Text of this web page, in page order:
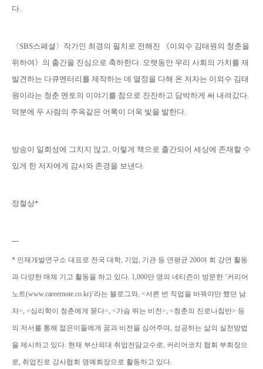
다.
〈SBS스페셜〉작가인 최경의 필치로 전해진 《이외수 김태원의 청춘을
위하여》의 출간을 진심으로 축하한다. 오랫동안 우리 사회의 가치를 재
발견하는 다큐멘터리를 제작하는 데 열정을 다해 온 저자는 이외수 김태
원이라는 청춘 멘토의 이야기를 참으로 잔잔하고 담박하게 써 내려갔다.
덕분에 두 사람의 주옥같은 어록이 더욱 빛을 발한다.
방송이 일회성에 그치지 않고, 이렇게 책으로 출간되어 세상에 존재할 수
있게 한 저자에게 감사와 존경을 보낸다.
정철상*
---
* 인재개발연구소 대표로 전국 대학, 기업, 기관 등 연평균 200여 회 강연 활동
과 다양한 매체 기고 활동을 하고 있다. 1,000만 명의 네티즌이 방문한 ‘커리어
노트(www.careernote.co.kr)’라는 블로그와, <서른 번 직업을 바꿔야만 했던 남
자>, <심리학이 청춘에게 묻다>, <가슴 뛰는 비전>, <청춘의 진로나침반> 등
의 저서를 통해 젊은이들에게 꿈과 비전을 심어주며, 성공하는 삶의 실천방법
을 제시하고 있다. 현재 부산외대 취업전담교수로, 커리어코치 협회 부회장으
로, 취업진로 강사협회 명예회장으로 활동하고 있다.